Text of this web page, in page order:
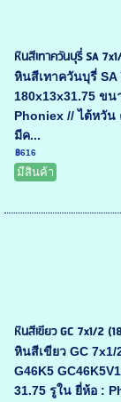
หินสีเทาควันบุรี่ SA
หินสีเทาควันบุรี่ SA
180x13x31.75 ขน
Phoniex // ไต้หวัน
มีค...
฿616
มีสินค้า
หินสีเขียว GC 7x1/2
หินสีเขียว GC
G46K5
31.75 รูใน ยี่ห้อ :